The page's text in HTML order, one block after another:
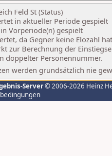
Feld St (Status)
in aktueller Periode gespielt
Vorperiode(n) gespielt
da Gegner keine Elozahl
zur Berechnung der
doppelter Personennummer.
werden grundsätzlich nie
Server© 2006-2026 Heinz